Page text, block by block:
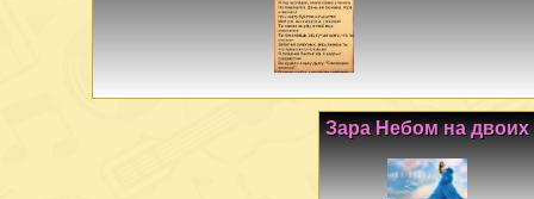
Зара Небом на двоих